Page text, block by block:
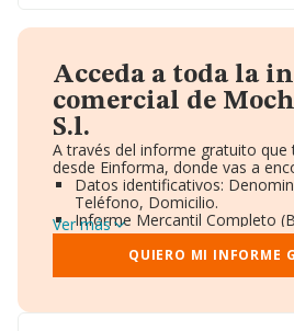
Acceda a toda la
comercial de
S.l.
A través del informe gratuito
desde Einforma, donde vas a
Datos identificativos:
Teléfono, Domicilio.
Informe Mercantil Completo
Gráficos de Evolución Ventas
Consejo de Administración y
Directivos y Ejecutivos.
Ver más
QUIERO MI INFORME